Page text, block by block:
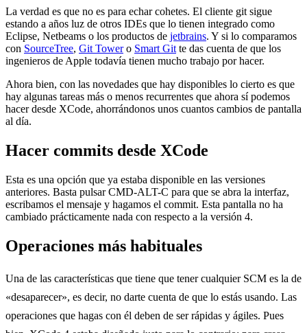
La verdad es que no es para echar cohetes. El cliente git sigue
estando a años luz de otros IDEs que lo tienen integrado como
Eclipse, Netbeams o los productos de jetbrains. Y si lo comparamos
con SourceTree, Git Towero Smart Git te das cuenta de que los
ingenieros de Apple todavía tienen mucho trabajo por hacer.
Ahora bien, con las novedades que hay disponibles lo cierto es que
hay algunas tareas más o menos recurrentes que ahora sí podemos
hacer desde XCode, ahorrándonos unos cuantos cambios de pantalla
al día.
Hacer commits desde XCode
Esta es una opción que ya estaba disponible en las versiones
anteriores. Basta pulsar CMD-ALT-C para que se abra la interfaz,
escribamos el mensaje y hagamos el commit. Esta pantalla no ha
cambiado prácticamente nada con respecto a la versión 4.
Operaciones más habituales
Una de las características que tiene que tener cualquier SCM es la de
«desaparecer», es decir, no darte cuenta de que lo estás usando. Las
operaciones que hagas con él deben de ser rápidas y ágiles. Pues